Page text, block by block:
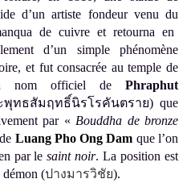
d’un artiste fondeur venu du
de cuivre et retourna en
d’un simple phénomène
et fut consacrée au temple de
nom officiel de Phraphut
พุทธสัมฤทธิ์นิรโรคันตราย) que
par « Bouddha de bronze
Luang Pho Ong Dam que l’on
par lesaint noir. La position est
démon (ปางมารวิชัย).